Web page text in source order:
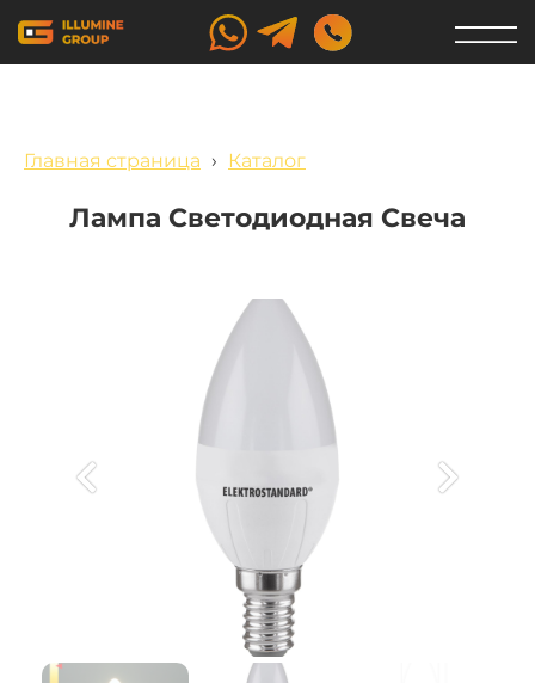
Главная страница › Каталог
Лампа Светодиодная Свеча